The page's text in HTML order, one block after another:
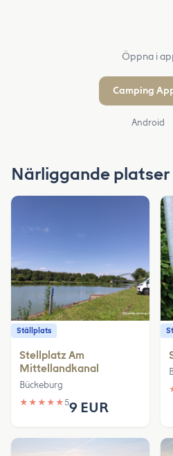
Öppna i
Camping
Android
Närliggande platser
Ställplats
Stellplatz Am
Mittellandkanal
Bückeburg
★ ★ ★ ★ ★59 EUR